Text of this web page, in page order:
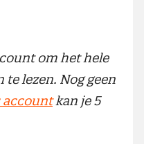
om het hele
lezen. Nog geen
accountkan je 5